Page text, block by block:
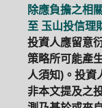
除應負擔之相
至 玉山投信理
投資人應留意
策略所可能產
人須知)。投資
非本文提及之